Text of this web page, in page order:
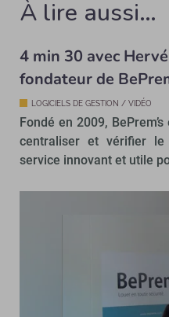
À lire aussi…
4 min 30 avec
fondateur de
LOGICIELS DE GESTION / VIDÉO
Fondé en 2009,
centraliser et vérifier le
service innovant et utile